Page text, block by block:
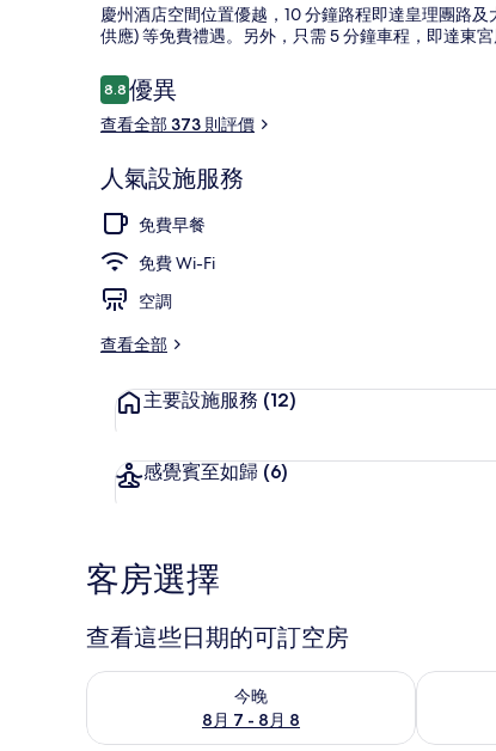
慶州酒店空間位置優越，10 分鐘路程即達皇理團路
供應) 等免費禮遇。另外，只需 5 分鐘車程，即達東
評
價
8.88.8 分，滿分 10 分，
優異
查看全部 373 則評價
人氣設施服務
免費早餐
免費 Wi-Fi
空調
查看全部
主要設施服務 (12)
感覺賓至如歸 (6)
客房選擇
查看這些日期的可訂空房
今晚
8月 7 - 8月 8
查看今晚 8月 7 - 8月 8的可訂空房 查看明日